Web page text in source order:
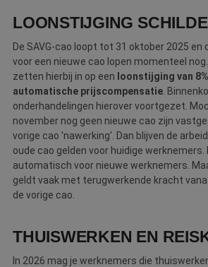
LOONSTIJGING
De SAVG-cao loopt tot 31 oktober 2025 en
voor een nieuwe cao lopen momenteel
zetten hierbij in op een loonstijging van
automatische prijscompensatie .
onderhandelingen hierover voortgezet.
november nog geen nieuwe cao zijn
vorige cao 'nawerking'. Dan blijven de
oude cao gelden voor huidige werknemers.
automatisch voor nieuwe werknemers.
geldt vaak met terugwerkende kracht
de vorige cao.
THUISWERKEN EN
In 2026 mag je werknemers die